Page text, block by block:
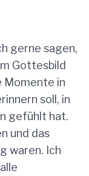
gerne sagen,
Gottesbild
Momente in
soll, in
gefühlt hat.
und das
waren. Ich